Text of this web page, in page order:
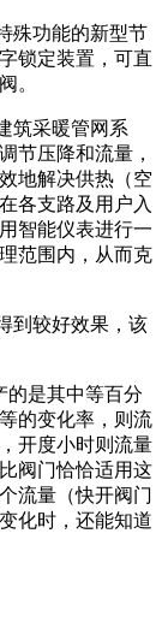
殊功能的新型节
锁定装置，可直
。
筑采暖管网系
节压降和流量，
地解决供热（空
各支路及用户入
智能仪表进行一
范围内，从而克
到较好效果，该
的是其中等百分
的变化率，则流
开度小时则流量
阀门恰恰适用这
流量（快开阀门
化时，还能知道